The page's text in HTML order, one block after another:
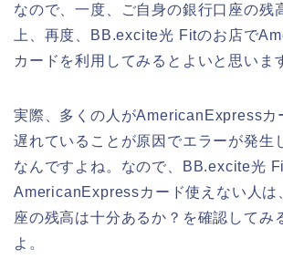
なので、一度、ご自身の銀行口座の残
上、再度、BB.excite光 Fitのお店で
カードを利用してみるとよいと思いま
実際、多くの人がAmericanExpressカ
遅れていることが原因でエラーが発生
なんですよね。なので、BB.excite光
AmericanExpressカード使えない人は
座の残高は十分あるか？を確認してみ
よ。